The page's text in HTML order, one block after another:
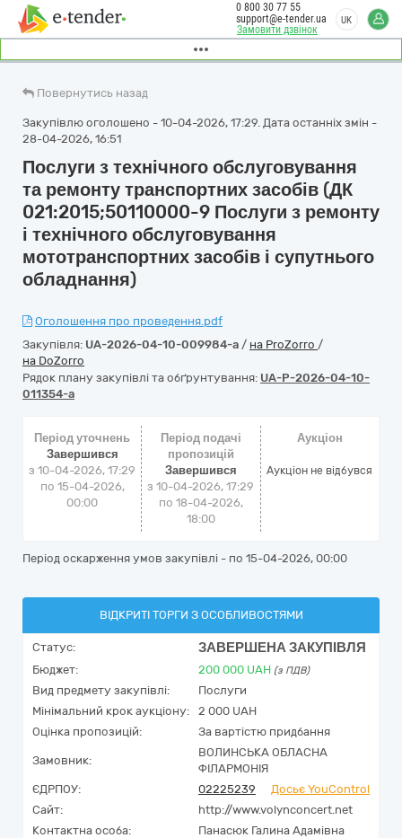
Замовити дзвінок
0 800 30 77 55
support@e-tender.ua
UK
Повернутись назад
Закупівлю оголошено - 10-04-2026, 17:29. Дата останніх змін -
28-04-2026, 16:51
Послуги з технічного обслуговування
та ремонту транспортних засобів (ДК
021:2015;50110000-9 Послуги з ремонту
і технічного обслуговування
мототранспортних засобів і супутнього
обладнання)
Оголошення про проведення.pdf
Закупівля: UA-2026-04-10-009984-a / на ProZorro /
на DoZorro
Рядок плану закупівлі та обґрунтування: UA-P-2026-04-10-
011354-a
Період уточнень
Завершився
з 10-04-2026, 17:29
по 15-04-2026,
00:00
Період подачі
пропозицій
Завершився
з 10-04-2026, 17:29
по 18-04-2026,
18:00
Аукціон
Аукціон не відбувся
Період оскарження умов закупівлі - по 15-04-2026, 00:00
ВІДКРИТІ ТОРГИ З ОСОБЛИВОСТЯМИ
Статус: ЗАВЕРШЕНА ЗАКУПІВЛЯ
Бюджет: 200 000 UAH (з ПДВ)
Вид предмету закупівлі:
Послуги
Мінімальний крок аукціону:
2 000 UAH
Оцінка пропозицій:
За вартістю придбання
Замовник:
ВОЛИНСЬКА ОБЛАСНА
ФІЛАРМОНІЯ
ЄДРПОУ:
02225239
Досьє YouControl
Сайт:
http://www.volynconcert.net
Контактна особа:
Панасюк Галина Адамівна